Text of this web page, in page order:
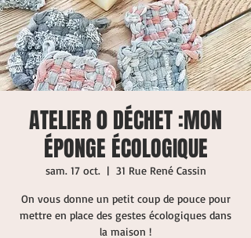
ATELIER 0 DÉCHET :MON
ÉPONGE ÉCOLOGIQUE
sam. 17 oct.
  |
31 Rue René Cassin
On vous donne un petit coup de pouce pour
mettre en place des gestes écologiques dans